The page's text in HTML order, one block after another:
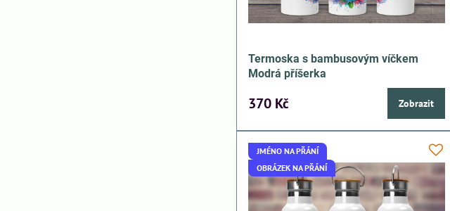
Termoska s bambusovým víčkem
Modrá příšerka
370 Kč Zobrazit
JMÉNO NA PŘÁNÍ
OBRÁZEK NA PŘÁNÍ